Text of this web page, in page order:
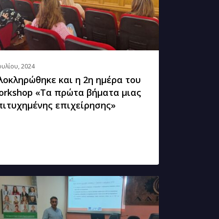
2024
και η 2η ημέρα του
«Τα πρώτα βήματα μιας
επιχείρησης»